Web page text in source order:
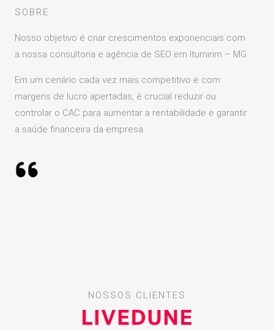
SOBRE
Nosso objetivo é criar crescimentos exponenciais com
a nossa consultoria e agência de SEO em Itumirim – MG
Em um cenário cada vez mais competitivo e com
margens de lucro apertadas, é crucial reduzir ou
controlar o CAC para aumentar a rentabilidade e garantir
a saúde financeira da empresa.
NOSSOS CLIENTES